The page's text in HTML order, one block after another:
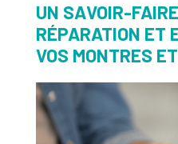
UN SAVOIR-
RÉPARATION ET
VOS MONTRES